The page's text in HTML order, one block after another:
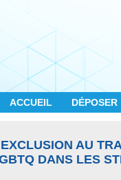
ACCUEIL DÉPOSER
AU
DANS LES